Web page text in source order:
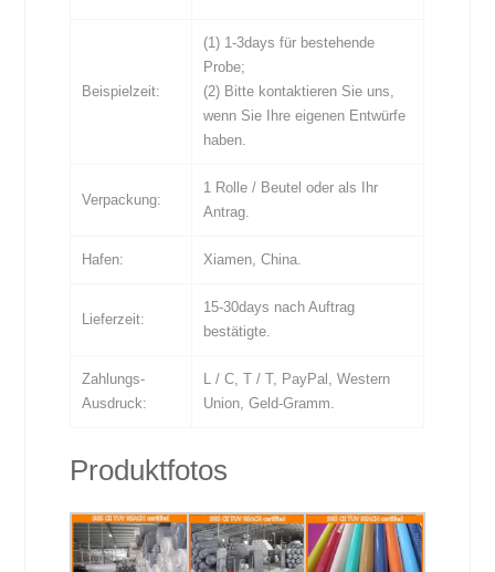
Beispielzeit:
(1) 1-3days für bestehende
Probe;
(2) Bitte kontaktieren Sie uns,
wenn Sie Ihre eigenen Entwürfe
haben.
Verpackung:
1 Rolle / Beutel oder als Ihr
Antrag.
Hafen: Xiamen, China.
Lieferzeit:
15-30days nach Auftrag
bestätigte.
Zahlungs-
Ausdruck:
L / C, T / T, PayPal, Western
Union, Geld-Gramm.
Produktfotos